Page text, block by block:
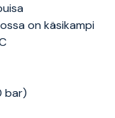
on käsikampi
bar)